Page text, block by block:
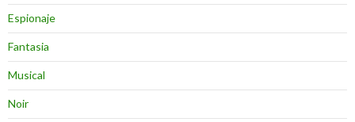
Espionaje
Fantasia
Musical
Noir